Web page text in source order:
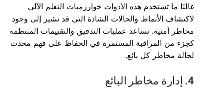
غالبًا ما تستخدم هذه الأدوات خوارزميات التعلم الآلي
لاكتشاف الأنماط والحالات الشاذة التي قد تشير إلى وجود
مخاطر أمنية. تساعد عمليات التدقيق والتقييمات المنتظمة
كجزء من المراقبة المستمرة في الحفاظ على فهم محدث
لحالة مخاطر كل بائع.
4. إدارة مخاطر البائع